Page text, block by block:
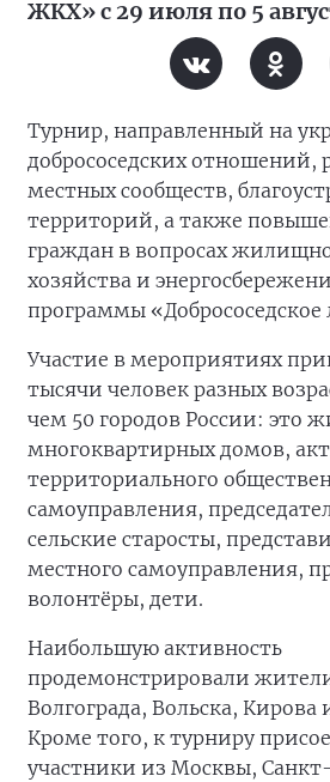
ЖКХ» с 29 июля по 5
Турнир, направленный на
добрососедских отношений,
местных сообществ,
территорий, а также
граждан в вопросах
хозяйства и
программы
Участие в мероприятиях
тысячи человек разных
чем 50 городов России: это
многоквартирных домов,
территориального
самоуправления,
сельские старосты,
местного самоуправления,
волонтёры, дети.
Наибольшую активность
продемонстрировали
Волгограда, Вольска,
Кроме того, к турниру
участники из Москвы,